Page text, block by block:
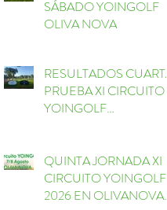
SÁBADO YOINGOLF
OLIVA NOVA
RESULTADOS CUARTA
PRUEBA XI CIRCUITO
YOINGOLF
QUINTA JORNADA XI
CIRCUITO YOINGOLF
2026 EN OLIVANOVA